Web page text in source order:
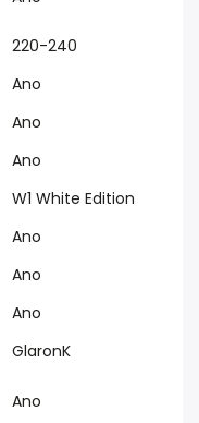
220-240
Ano
Ano
Ano
W1 White Edition
Ano
Ano
Ano
GlaronK
Ano